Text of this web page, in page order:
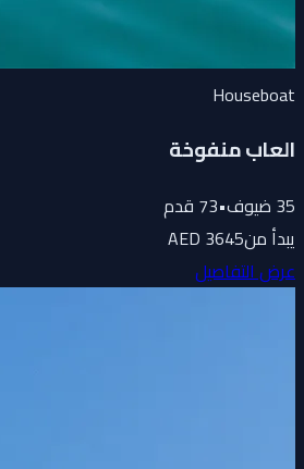
Houseboat
العاب منفوخة
35ضيوف•
73 قدم
يبدأ من3645 AED
عرض التفاصيل